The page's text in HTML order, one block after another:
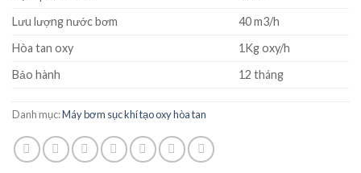
Lưu lượng nước bơm
40 m3/h
Hòa tan oxy
1Kg oxy/h
Bảo hành
12 tháng
Danh mục:Máy bơm sục khí tạo oxy hòa tan